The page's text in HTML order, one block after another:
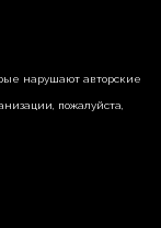
нарушают авторские
пожалуйста,